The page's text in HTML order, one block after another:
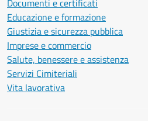
Documenti e certificati
Educazione e formazione
Giustizia e sicurezza pubblica
Imprese e commercio
Salute, benessere e assistenza
Servizi Cimiteriali
Vita lavorativa